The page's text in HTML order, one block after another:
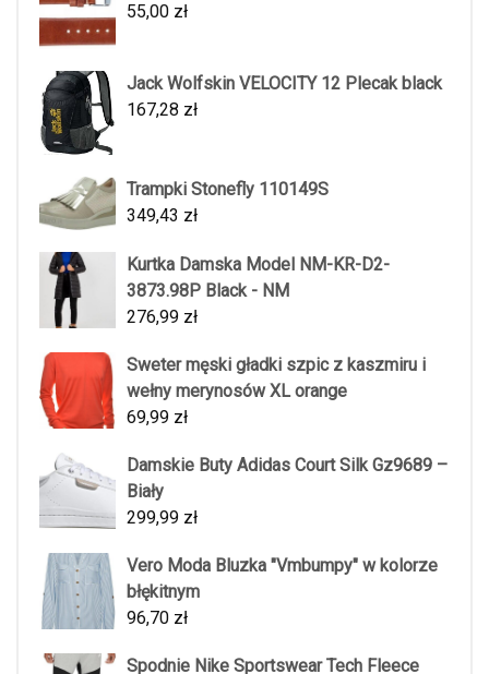
55,00 zł
Jack Wolfskin VELOCITY 12 Plecak black
167,28 zł
Trampki Stonefly 110149S
349,43 zł
Kurtka Damska Model NM-KR-D2-
3873.98P Black - NM
276,99 zł
Sweter męski gładki szpic z kaszmiru i
wełny merynosów XL orange
69,99 zł
Damskie Buty Adidas Court Silk Gz9689 –
Biały
299,99 zł
Vero Moda Bluzka "Vmbumpy" w kolorze
błękitnym
96,70 zł
Spodnie Nike Sportswear Tech Fleece